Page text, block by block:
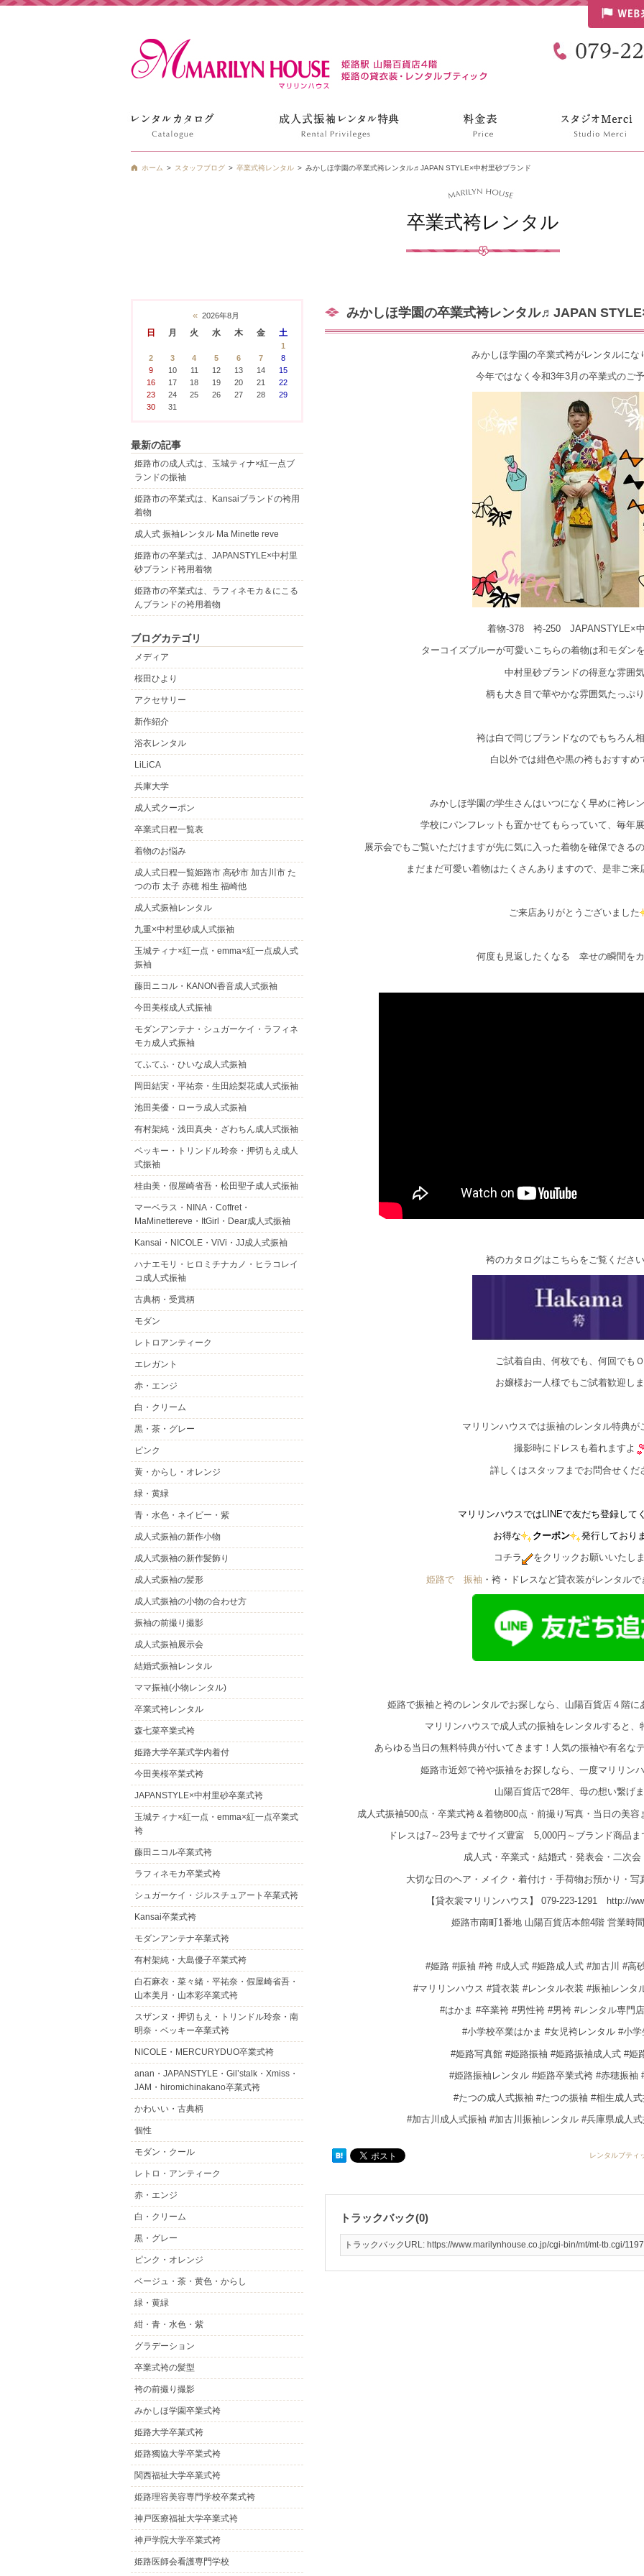
ホーム スタッフブログ 卒業式袴レンタル みかしほ学園の卒業式袴レンタル♬JAPAN STYLE×中村里砂ブランド
卒業式袴レンタル
みかしほ学園の卒業式袴レンタル♬JAPAN
みかしほ学園の卒業式袴がレンタルにな
今年ではなく令和3年3月の卒業式のご
着物-378 袴-250 JAPANSTYLE×
ターコイズブルーが可愛いこちらの着物は和モダン
中村里砂ブランドの得意な雰囲気
柄も大き目で華やかな雰囲気たっぷ
袴は白で同じブランドなのでもちろん
白以外では紺色や黒の袴もおすすめ
みかしほ学園の学生さんはいつになく早めに袴レ
学校にパンフレットも置かせてもらっていて、毎年
展示会でもご覧いただけますが先に気に入った着物を確保できる
まだまだ可愛い着物はたくさんありますので、是非ご
ご来店ありがとうございました
何度も見返したくなる 幸せの瞬間を
袴のカタログはこちらをご覧くださ
ご試着自由、何枚でも、何回でも
お嬢様お一人様でもご試着歓迎し
マリリンハウスでは振袖のレンタル特典が
撮影時にドレスも着れますよ
詳しくはスタッフまでお問合せくだ
マリリンハウスではLINEで友だち登録して
お得な クーポン 発行しており
コチラ をクリックお願いいたし
姫路で゙振袖 ・袴・ドレスなど貸衣装がレンタル
姫路で振袖と袴のレンタルでお探しなら、山陽百貨店４階
マリリンハウスで成人式の振袖をレンタルすると、
あらゆる当日の無料特典が付いてきます！人気の振袖や有名な
姫路市近郊で袴や振袖をお探しなら、一度マリリン
山陽百貨店で28年、母の想い繋げ
成人式振袖500点・卒業式袴＆着物800点・前撮り写真・当日の美
ドレスは7～23号までサイズ豊富 5,000円～ブランド商品
成人式・卒業式・結婚式・発表会・二次会
大切な日のヘア・メイク・着付け・手荷物お預かり・写
【貸衣裳マリリンハウス】 079-223-1291 http://
姫路市南町1番地 山陽百貨店本館4階 営業時
#姫路 #振袖 #袴 #成人式 #姫路成人式 #加古川 #高
#マリリンハウス #貸衣装 #レンタル衣装 #振袖レンタ
#はかま #卒業袴 #男性袴 #男袴 #レンタル専門
#小学校卒業はかま #女児袴レンタル #小
#姫路写真館 #姫路振袖 #姫路振袖成人式 #姫
#姫路振袖レンタル #姫路卒業式袴 #赤穂振袖
#たつの成人式振袖 #たつの振袖 #相生成人
#加古川成人式振袖 #加古川振袖レンタル #兵庫県成人
レンタルブテ
トラックバック(0)
トラックバックURL: https://www.marilynhouse.co.jp/cgi-bin/mt/mt-tb.cgi/1197
« 2026年8月
日 月 火 水 木 金 土
1
2
3 4 5 6 7
8
9
10 11 12 13 14
15
16
17 18 19 20 21
22
23
24 25 26 27 28
29
30
31
最新の記事
姫路市の成人式は、玉城ティナ×紅一点ブ
ランドの振袖
姫路市の卒業式は、Kansaiブランドの袴用
着物
成人式 振袖レンタル Ma Minette reve
姫路市の卒業式は、JAPANSTYLE×中村里
砂ブランド袴用着物
姫路市の卒業式は、ラフィネモカ＆にこる
んブランドの袴用着物
ブログカテゴリ
メディア
桜田ひより
アクセサリー
新作紹介
浴衣レンタル
LiLiCA
兵庫大学
成人式クーポン
卒業式日程一覧表
着物のお悩み
成人式日程一覧姫路市 高砂市 加古川市 た
つの市 太子 赤穂 相生 福崎他
成人式振袖レンタル
九重×中村里砂成人式振袖
玉城ティナ×紅一点・emma×紅一点成人式
振袖
藤田ニコル・KANON香音成人式振袖
今田美桜成人式振袖
モダンアンテナ・シュガーケイ・ラフィネ
モカ成人式振袖
てふてふ・ひいな成人式振袖
岡田結実・平祐奈・生田絵梨花成人式振袖
池田美優・ローラ成人式振袖
有村架純・浅田真央・ざわちん成人式振袖
ベッキー・トリンドル玲奈・押切もえ成人
式振袖
桂由美・假屋崎省吾・松田聖子成人式振袖
マーベラス・NINA・Coffret・
MaMinettereve・ItGirl・Dear成人式振袖
Kansai・NICOLE・ViVi・JJ成人式振袖
ハナエモリ・ヒロミチナカノ・ヒラコレイ
コ成人式振袖
古典柄・受賞柄
モダン
レトロアンティーク
エレガント
赤・エンジ
白・クリーム
黒・茶・グレー
ピンク
黄・からし・オレンジ
緑・黄緑
青・水色・ネイビー・紫
成人式振袖の新作小物
成人式振袖の新作髪飾り
成人式振袖の髪形
成人式振袖の小物の合わせ方
振袖の前撮り撮影
成人式振袖展示会
結婚式振袖レンタル
ママ振袖(小物レンタル)
卒業式袴レンタル
森七菜卒業式袴
姫路大学卒業式学内着付
今田美桜卒業式袴
JAPANSTYLE×中村里砂卒業式袴
玉城ティナ×紅一点・emma×紅一点卒業式
袴
藤田ニコル卒業式袴
ラフィネモカ卒業式袴
シュガーケイ・ジルスチュアート卒業式袴
Kansai卒業式袴
モダンアンテナ卒業式袴
有村架純・大島優子卒業式袴
白石麻衣・菜々緒・平祐奈・假屋崎省吾・
山本美月・山本彩卒業式袴
スザンヌ・押切もえ・トリンドル玲奈・南
明奈・ベッキー卒業式袴
NICOLE・MERCURYDUO卒業式袴
anan・JAPANSTYLE・Gil’stalk・Xmiss・
JAM・hiromichinakano卒業式袴
かわいい・古典柄
個性
モダン・クール
レトロ・アンティーク
赤・エンジ
白・クリーム
黒・グレー
ピンク・オレンジ
ベージュ・茶・黄色・からし
緑・黄緑
紺・青・水色・紫
グラデーション
卒業式袴の髪型
袴の前撮り撮影
みかしほ学園卒業式袴
姫路大学卒業式袴
姫路獨協大学卒業式袴
関西福祉大学卒業式袴
姫路理容美容専門学校卒業式袴
神戸医療福祉大学卒業式袴
神戸学院大学卒業式袴
姫路医師会看護専門学校